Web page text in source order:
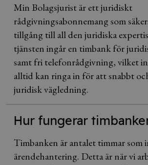
Min Bolagsjurist är ett juridiskt
rådgivningsabonnemang som
tillgång till all den juridiska
tjänsten ingår en timbank för
samt fri telefonrådgivning, vilket
alltid kan ringa in för att snabbt
juridisk vägledning.
Hur fungerar
Timbanken är antalet timmar som
ärendehantering. Detta är när vi